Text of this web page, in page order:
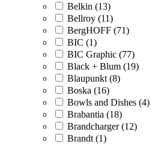
Belkin (13)
Bellroy (11)
BergHOFF (71)
BIC (1)
BIC Graphic (77)
Black + Blum (19)
Blaupunkt (8)
Boska (16)
Bowls and Dishes (4)
Brabantia (18)
Brandcharger (12)
Brandt (1)